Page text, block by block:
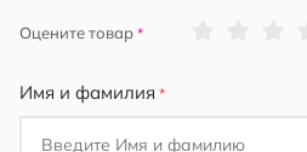
Оцените товар
Имя и фамилия